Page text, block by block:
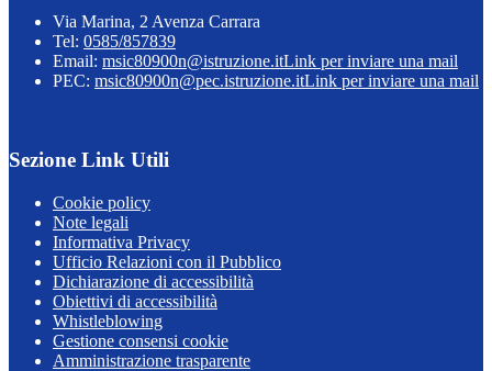
Via Marina, 2 Avenza Carrara
Tel: 0585/857839
Email: msic80900n@istruzione.itLink per inviare una mail
PEC: msic80900n@pec.istruzione.itLink per inviare una mail
Sezione Link Utili
Cookie policy
Note legali
Informativa Privacy
Ufficio Relazioni con il Pubblico
Dichiarazione di accessibilità
Obiettivi di accessibilità
Whistleblowing
Gestione consensi cookie
Amministrazione trasparente